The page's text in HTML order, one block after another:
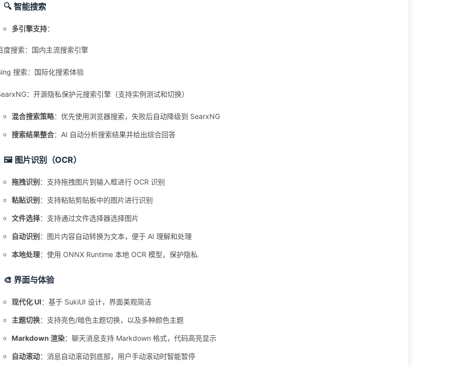
🔍 智能搜索
多引擎支持：
度搜索：国内主流搜索引擎
搜索：国际化搜索体验
：开源隐私保护元搜索引擎（支持实例测试和切换）
混合搜索策略：优先使用浏览器搜索，失败后自动降级到 SearxNG
搜索结果整合：AI 自动分析搜索结果并给出综合回答
🖼️ 图片识别（OCR）
拖拽识别 ：支持拖拽图片到输入框进行 OCR 识别
粘贴识别 ：支持粘贴剪贴板中的图片进行识别
文件选择：支持通过文件选择器选择图片
自动识别 ：图片内容自动转换为文本，便于 AI 理解和处理
本地处理：使用 ONNX Runtime 本地 OCR 模型，保护隐私
🎨 界面与体验
现代化 UI：基于 SukiUI 设计，界面美观简洁
主题切换：支持亮色/暗色主题切换，以及多种颜色主题
Markdown 渲染：聊天消息支持 Markdown 格式，代码高亮显示
自动滚动：消息自动滚动到底部，用户手动滚动时智能暂停